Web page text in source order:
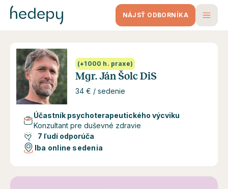
NÁJSŤ ODBORNÍKA
(+1000 h. praxe)
Mgr. Ján Šolc DiS
34 € / sedenie
Účastník psychoterapeutického výcviku
Konzultant pre duševné zdravie
7 ľudí odporúča
Iba online sedenia